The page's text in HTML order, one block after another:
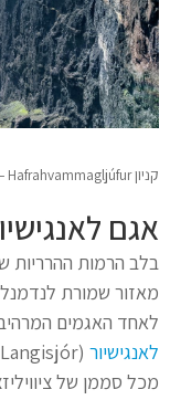
קניון Hafrahvammagljúfur – מאתיים מטרים של קירות תלולים!
אגם
בלב הרמות ההרריות
מאזור שמורת
לאחד האגמים
לאנגישיור